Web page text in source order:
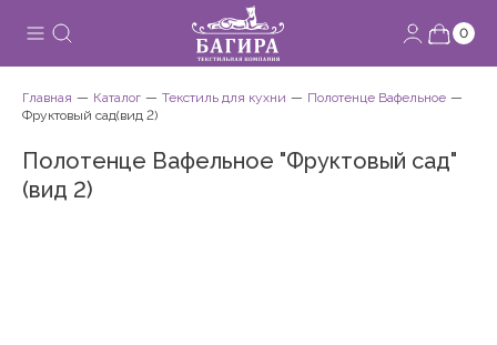
0
Главная Каталог Текстиль для кухни
Полотенце Вафельное
Фруктовый сад(вид 2)
Полотенце Вафельное "Фруктовый сад"
(вид 2)